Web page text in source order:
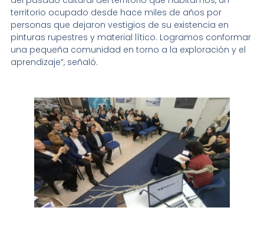
territorio ocupado desde hace miles de años por
personas que dejaron vestigios de su existencia en
pinturas rupestres y material lítico. Logramos conformar
una pequeña comunidad en torno a la exploración y el
aprendizaje”, señaló.